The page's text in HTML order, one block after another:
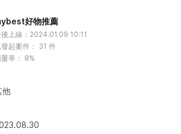
好物推薦
上線：2024.01.09 10:11
起案件： 31 件
率： 8%
他